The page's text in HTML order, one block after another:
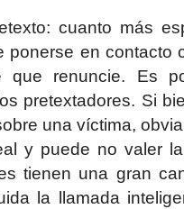
cuanto más
ponerse en contacto
que renuncie. Es
pretextadores. Si
una víctima,
y puede no valer
tienen una gran
la llamada